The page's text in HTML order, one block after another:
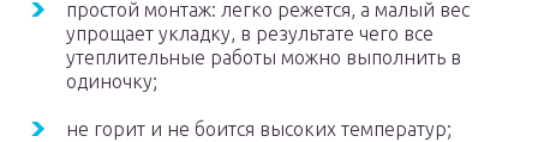
простой монтаж: легко режется, а малый вес
упрощает укладку, в результате чего все
утеплительные работы можно выполнить в
одиночку;
не горит и не боится высоких температур;